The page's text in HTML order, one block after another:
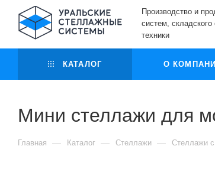
Производство и
систем,
техники
КАТАЛОГ О
Мини стеллажи для
Главная — Каталог — Стеллажи — Стеллажи